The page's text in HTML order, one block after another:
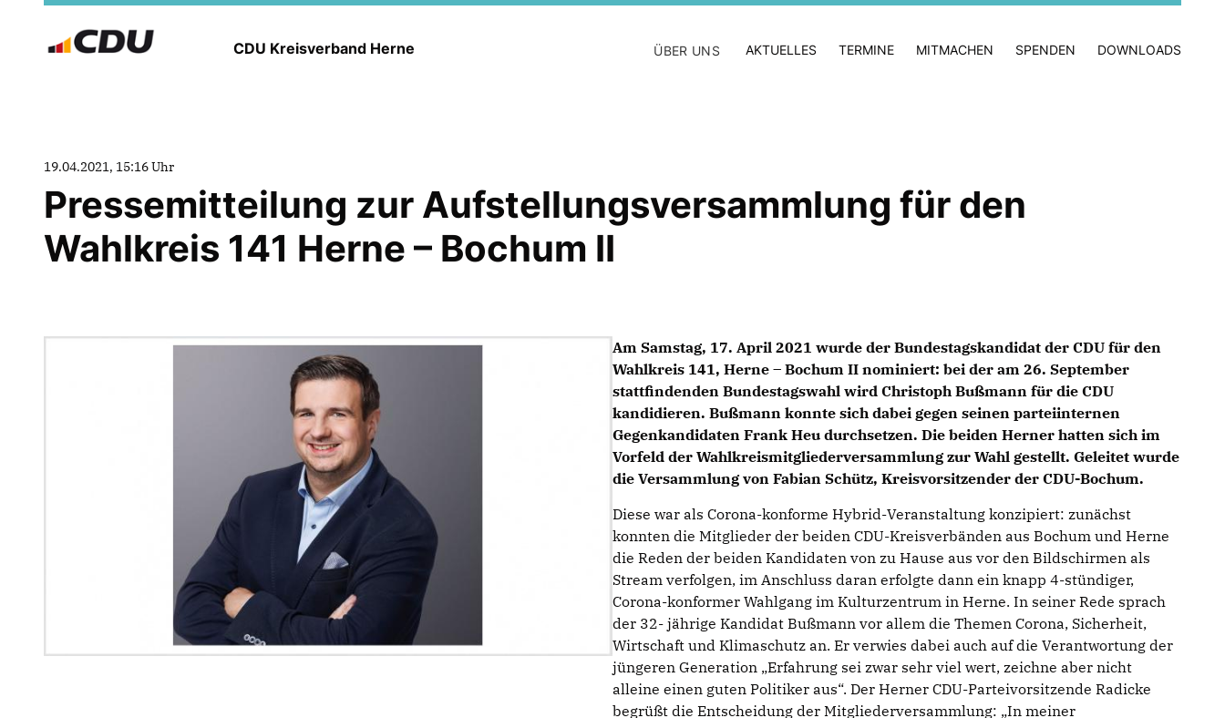
CDU Kreisverband Herne ÜBER UNS AKTUELLES TERMINE MITMACHEN SPENDEN DOWNLOADS
19.04.2021, 15:16 Uhr
Pressemitteilung zur Aufstellungsversammlung für den
Wahlkreis 141 Herne – Bochum II
Am Samstag, 17. April 2021 wurde der Bundestagskandidat der CDU für den
Wahlkreis 141, Herne – Bochum II nominiert: bei der am 26. September
stattfindenden Bundestagswahl wird Christoph Bußmann für die CDU
kandidieren. Bußmann konnte sich dabei gegen seinen parteiinternen
Gegenkandidaten Frank Heu durchsetzen. Die beiden Herner hatten sich im
Vorfeld der Wahlkreismitgliederversammlung zur Wahl gestellt. Geleitet wurde
die Versammlung von Fabian Schütz, Kreisvorsitzender der CDU-Bochum.
Diese war als Corona-konforme Hybrid-Veranstaltung konzipiert: zunächst
konnten die Mitglieder der beiden CDU-Kreisverbänden aus Bochum und Herne
die Reden der beiden Kandidaten von zu Hause aus vor den Bildschirmen als
Stream verfolgen, im Anschluss daran erfolgte dann ein knapp 4-stündiger,
Corona-konformer Wahlgang im Kulturzentrum in Herne. In seiner Rede sprach
der 32- jährige Kandidat Bußmann vor allem die Themen Corona, Sicherheit,
Wirtschaft und Klimaschutz an. Er verwies dabei auch auf die Verantwortung der
jüngeren Generation „Erfahrung sei zwar sehr viel wert, zeichne aber nicht
alleine einen guten Politiker aus“. Der Herner CDU-Parteivorsitzende Radicke
begrüßt die Entscheidung der Mitgliederversammlung: „In meiner